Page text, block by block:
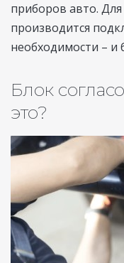
приборов авто.
производится
необходимости – и
Блок
это?